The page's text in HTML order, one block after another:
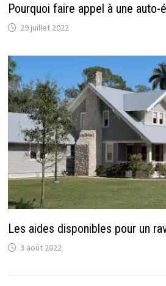
Pourquoi faire appel à une auto-
29 juillet 2022
Les aides disponibles pour un
3 août 2022